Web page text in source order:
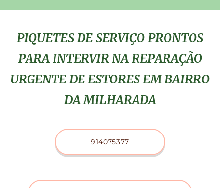
PIQUETES DE SERVIÇO PRONTOS
PARA INTERVIR NA REPARAÇÃO
URGENTE DE ESTORES EM BAIRRO
DA MILHARADA
914075377